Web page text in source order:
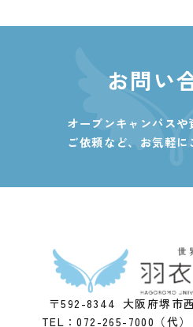
お問い
オープンキャンパスや
ご依頼など、 お気軽に
〒592-8344 大阪府堺市
TEL：072-265-7000（代）